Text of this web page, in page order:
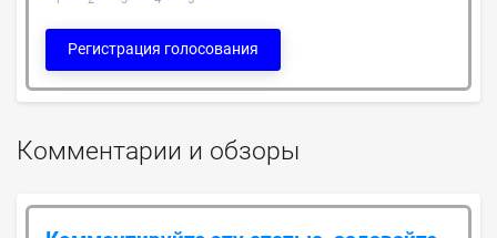
Регистрация голосования
Комментарии и обзоры